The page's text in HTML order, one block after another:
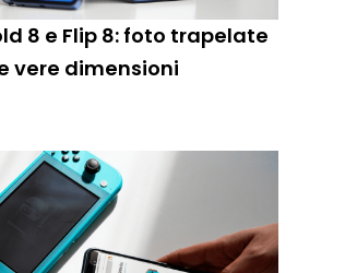
8 e Flip 8: foto trapelate
vere dimensioni